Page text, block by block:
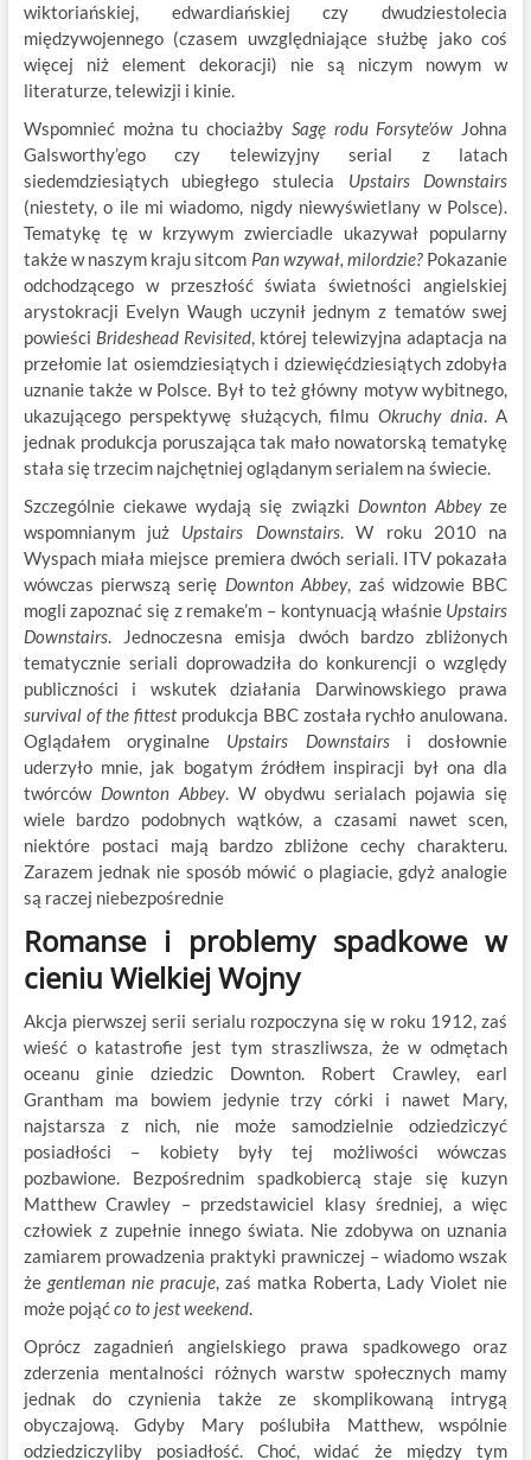
wiktoriańskiej, edwardiańskiej czy dwudziestolecia
międzywojennego (czasem uwzględniające służbę jako coś
więcej niż element dekoracji) nie są niczym nowym w
literaturze, telewizji i kinie.
Wspomnieć można tu chociażby Sagę rodu Forsyte’ów Johna
Galsworthy’ego czy telewizyjny serial z latach
siedemdziesiątych ubiegłego stulecia Upstairs Downstairs
(niestety, o ile mi wiadomo, nigdy niewyświetlany w Polsce).
Tematykę tę w krzywym zwierciadle ukazywał popularny
także w naszym kraju sitcom Pan wzywał, milordzie? Pokazanie
odchodzącego w przeszłość świata świetności angielskiej
arystokracji Evelyn Waugh uczynił jednym z tematów swej
powieści Brideshead Revisited, której telewizyjna adaptacja na
przełomie lat osiemdziesiątych i dziewięćdziesiątych zdobyła
uznanie także w Polsce. Był to też główny motyw wybitnego,
ukazującego perspektywę służących, filmuOkruchy dnia. A
jednak produkcja poruszająca tak mało nowatorską tematykę
stała się trzecim najchętniej oglądanym serialem na świecie.
Szczególnie ciekawe wydają się związki Downton Abbeyze
wspomnianym już Upstairs Downstairs. W roku 2010 na
Wyspach miała miejsce premiera dwóch seriali. ITV pokazała
wówczas pierwszą serię Downton Abbey, zaś widzowie BBC
mogli zapoznać się z remake’m – kontynuacją właśnie Upstairs
Downstairs. Jednoczesna emisja dwóch bardzo zbliżonych
tematycznie seriali doprowadziła do konkurencji o względy
publiczności i wskutek działania Darwinowskiego prawa
survival of the fittestprodukcja BBC została rychło anulowana.
Oglądałem oryginalne Upstairs Downstairsi dosłownie
uderzyło mnie, jak bogatym źródłem inspiracji był ona dla
twórców Downton Abbey. W obydwu serialach pojawia się
wiele bardzo podobnych wątków, a czasami nawet scen,
niektóre postaci mają bardzo zbliżone cechy charakteru.
Zarazem jednak nie sposób mówić o plagiacie, gdyż analogie
są raczej niebezpośrednie
Romanse i problemy spadkowe w
cieniu Wielkiej Wojny
Akcja pierwszej serii serialu rozpoczyna się w roku 1912, zaś
wieść o katastrofie jest tym straszliwsza, że w odmętach
oceanu ginie dziedzic Downton. Robert Crawley, earl
Grantham ma bowiem jedynie trzy córki i nawet Mary,
najstarsza z nich, nie może samodzielnie odziedziczyć
posiadłości – kobiety były tej możliwości wówczas
pozbawione. Bezpośrednim spadkobiercą staje się kuzyn
Matthew Crawley – przedstawiciel klasy średniej, a więc
człowiek z zupełnie innego świata. Nie zdobywa on uznania
zamiarem prowadzenia praktyki prawniczej – wiadomo wszak
że gentleman nie pracuje, zaś matka Roberta, Lady Violet nie
może pojąćco to jest weekend.
Oprócz zagadnień angielskiego prawa spadkowego oraz
zderzenia mentalności różnych warstw społecznych mamy
jednak do czynienia także ze skomplikowaną intrygą
obyczajową. Gdyby Mary poślubiła Matthew, wspólnie
odziedziczyliby posiadłość. Choć, widać że między tym